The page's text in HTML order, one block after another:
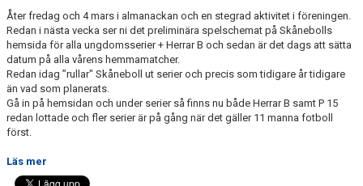
SPONSORER
EVENEMANG
SHOP
Åter fredag och 4 mars i almanackan och en stegrad aktivitet i föreningen.
Redan i nästa vecka ser ni det preliminära spelschemat på Skånebolls
hemsida för alla ungdomsserier + Herrar B och sedan är det dags att sätta
datum på alla vårens hemmamatcher.
Redan idag ”rullar" Skåneboll ut serier och precis som tidigare år tidigare
än vad som planerats.
Gå in på hemsidan och under serier så finns nu både Herrar B samt P 15
redan lottade och fler serier är på gång när det gäller 11 manna fotboll
först.
Läs mer